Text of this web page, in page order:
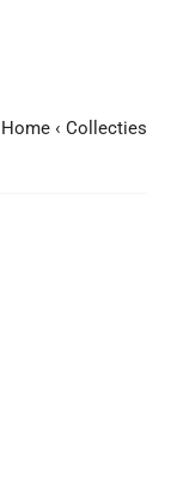
Home ‹ Collecties